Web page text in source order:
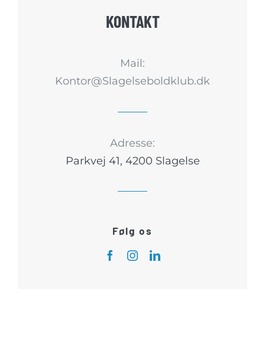
KONTAKT
Mail:
Kontor@Slagelseboldklub.dk
Adresse:
Parkvej 41, 4200 Slagelse
Følg os